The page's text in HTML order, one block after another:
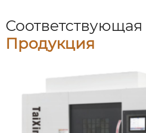
Соответствующая
Продукция